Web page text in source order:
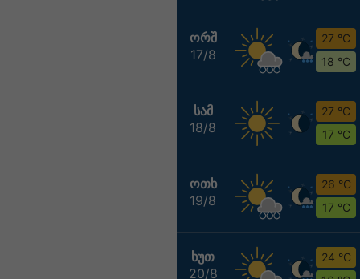
ᲝᲠᲨ
17/8
27 °C
18 °C
ᲡᲐᲛ
18/8
27 °C
17 °C
ᲝᲗᲮ
19/8
26 °C
17 °C
ᲮᲣᲗ
20/8
24 °C